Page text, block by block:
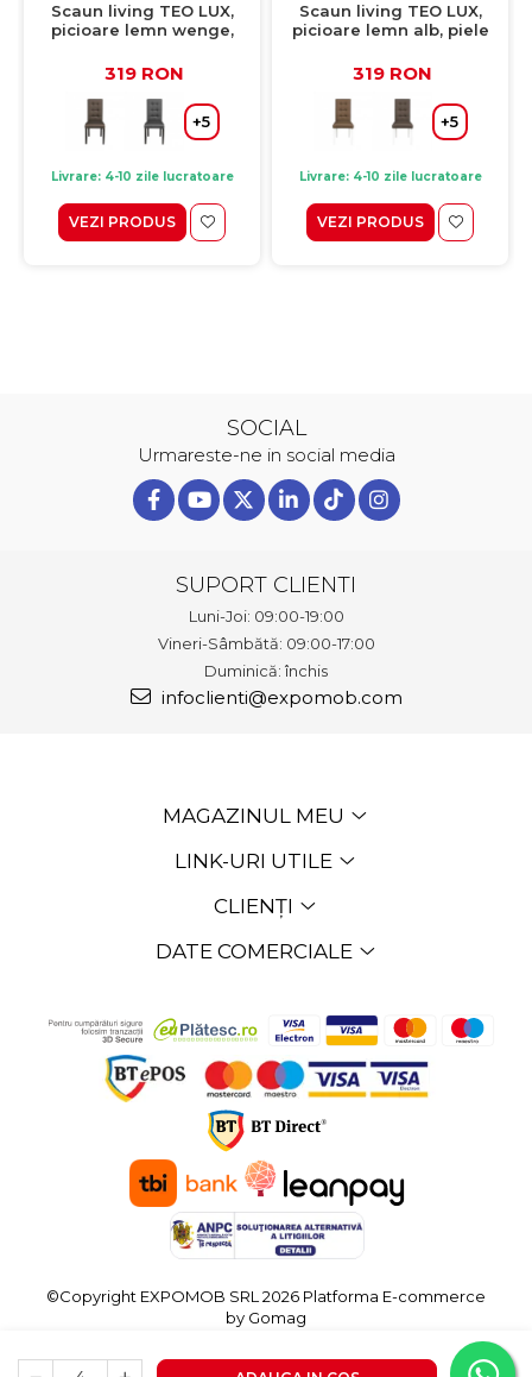
Scaun living TEO LUX,
picioare lemn wenge,
deschis, 46x60x98 cm
319 RON
+5
Livrare: 4-10 zile lucratoare
VEZI PRODUS
Scaun living TEO LUX,
picioare lemn alb, piele
cm
319 RON
+5
Livrare: 4-10 zile lucratoare
VEZI PRODUS
SOCIAL
Urmareste-ne in social media
SUPORT CLIENTI
Luni-Joi: 09:00-19:00
Vineri-Sâmbătă: 09:00-17:00
Duminică: închis
infoclienti@expomob.com
MAGAZINUL MEU
LINK-URI UTILE
CLIENȚI
DATE COMERCIALE
©Copyright EXPOMOB SRL 2026 Platforma E-commerce
by Gomag